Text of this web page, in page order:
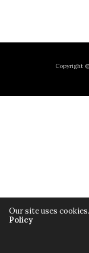
Copyright
Our site uses
Policy